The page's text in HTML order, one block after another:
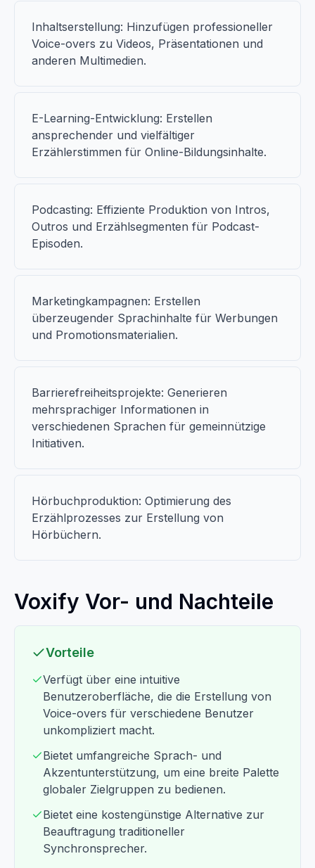
Inhaltserstellung: Hinzufügen professioneller
Voice-overs zu Videos, Präsentationen und
anderen Multimedien.
E-Learning-Entwicklung: Erstellen
ansprechender und vielfältiger
Erzählerstimmen für Online-Bildungsinhalte.
Podcasting: Effiziente Produktion von Intros,
Outros und Erzählsegmenten für Podcast-
Episoden.
Marketingkampagnen: Erstellen
überzeugender Sprachinhalte für Werbungen
und Promotionsmaterialien.
Barrierefreiheitsprojekte: Generieren
mehrsprachiger Informationen in
verschiedenen Sprachen für gemeinnützige
Initiativen.
Hörbuchproduktion: Optimierung des
Erzählprozesses zur Erstellung von
Hörbüchern.
Voxify Vor- und Nachteile
Vorteile
Verfügt über eine intuitive
Benutzeroberfläche, die die Erstellung von
Voice-overs für verschiedene Benutzer
unkompliziert macht.
Bietet umfangreiche Sprach- und
Akzentunterstützung, um eine breite Palette
globaler Zielgruppen zu bedienen.
Bietet eine kostengünstige Alternative zur
Beauftragung traditioneller
Synchronsprecher.